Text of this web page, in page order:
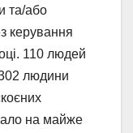
та/або
керування
110 людей
людини
на майже